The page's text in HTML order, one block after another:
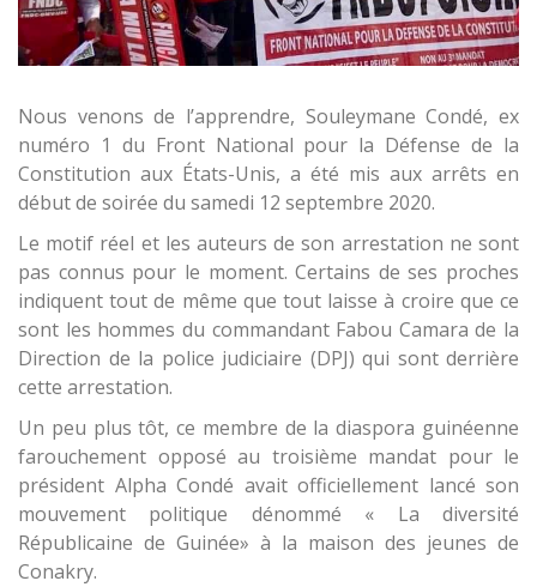
Nous venons de l’apprendre, Souleymane Condé, ex
numéro 1 du Front National pour la Défense de la
Constitution aux États-Unis, a été mis aux arrêts en
début de soirée du samedi 12 septembre 2020.
Le motif réel et les auteurs de son arrestation ne sont
pas connus pour le moment. Certains de ses proches
indiquent tout de même que tout laisse à croire que ce
sont les hommes du commandant Fabou Camara de la
Direction de la police judiciaire (DPJ) qui sont derrière
cette arrestation.
Un peu plus tôt, ce membre de la diaspora guinéenne
farouchement opposé au troisième mandat pour le
président Alpha Condé avait officiellement lancé son
mouvement politique dénommé « La diversité
Républicaine de Guinée» à la maison des jeunes de
Conakry.